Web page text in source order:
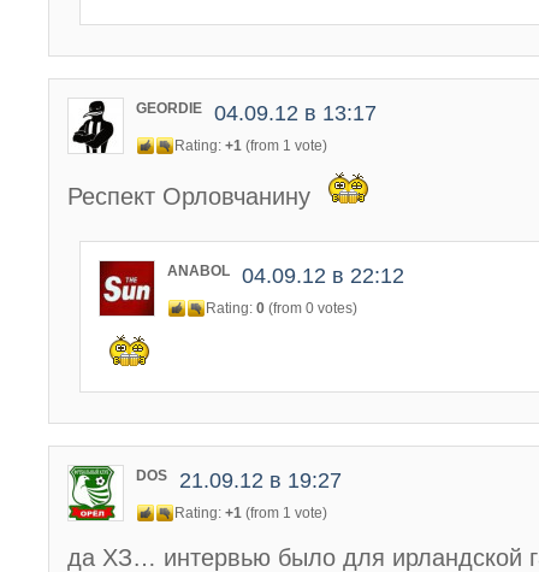
GEORDIE 04.09.12 в 13:17
Rating: +1 (from 1 vote)
Респект Орловчанину
ANABOL 04.09.12 в 22:12
Rating: 0 (from 0 votes)
DOS 21.09.12 в 19:27
Rating: +1 (from 1 vote)
да ХЗ… интервью было для ирландской